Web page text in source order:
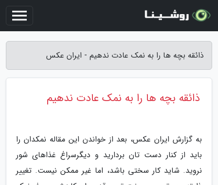
ذائقه بچه ها را به نمک عادت ندهیم - ایران عکس
ذائقه بچه ها را به نمک عادت ندهیم
به گزارش ایران عکس، بعد از خواندن این مقاله نمکدان را
باید از کنار دست تان بردارید و دیگرسراغ غذاهای شور
نروید. شاید کار سختی باشد، اما غیر ممکن نیست. تغییر